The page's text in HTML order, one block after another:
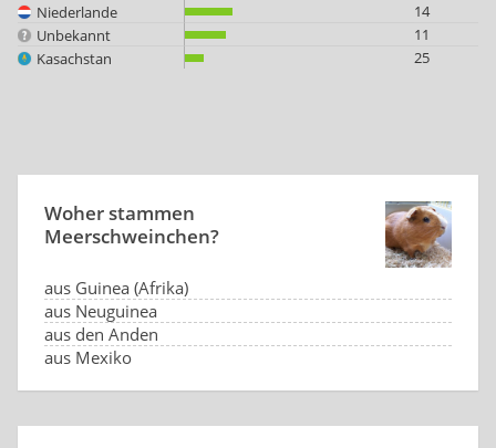
Niederlande
14
Unbekannt
11
Kasachstan
25
Woher stammen
Meerschweinchen?
aus Guinea (Afrika)
aus Neuguinea
aus den Anden
aus Mexiko